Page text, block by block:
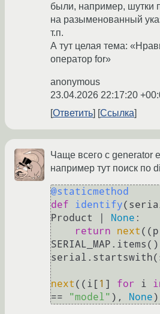
были, например, шутки
на разыменованный
т.п.
А тут целая тема:
оператор for»
anonymous
23.04.2026 22:17:20
Ответить
Ссылка
Чаще всего с generator
например тут поиск по
@staticmethod
def
identify(
Product | None :
return
next ((p
SERIAL_MAP.items()
next ((i[ 1 ] for i
==
"model" ), None